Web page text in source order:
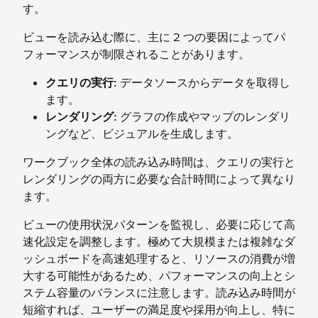
す。
ビューを読み込む際に、主に 2 つの要因によってパ
フォーマンスが制限されることがあります。
クエリの実行: データソースからデータを取得し
ます。
レンダリング: グラフの作成やマップのレンダリ
ングなど、ビジュアルを生成します。
ワークブック全体の読み込み時間は、クエリの実行と
レンダリングの両方に必要な合計時間によって異なり
ます。
ビューの使用状況パターンを監視し、必要に応じて高
速化設定を調整します。極めて大規模または複雑なダ
ッシュボードを高速処理すると、リソースの消費が増
大する可能性があるため、パフォーマンスの向上とシ
ステム容量のバランスに注意します。読み込み時間が
短縮すれば、ユーザーの満足度や採用が向上し、特に